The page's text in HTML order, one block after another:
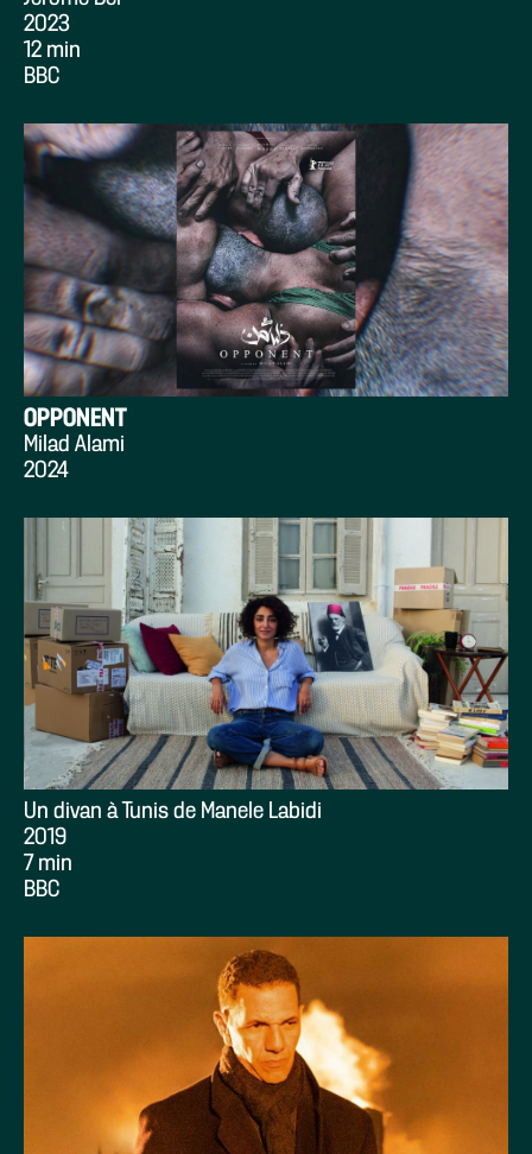
2023
12 min
BBC
OPPONENT
Milad Alami
2024
Un divan à Tunis de Manele Labidi
2019
7 min
BBC